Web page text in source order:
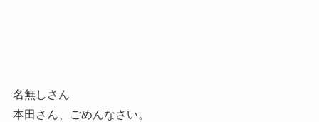
名無しさん
本田さん、ごめんなさい。